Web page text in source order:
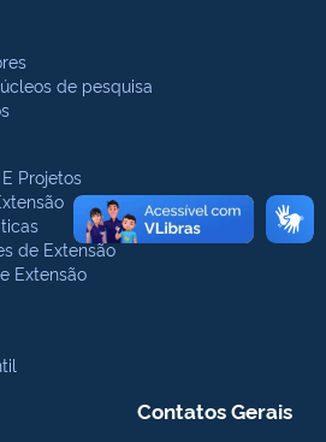
de pesquisa
Projetos
de Extensão
Extensão
Contatos Gerais